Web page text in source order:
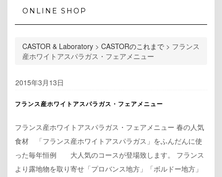
ONLINE SHOP
CASTOR & Laboratory > CASTORのこれまで > フランス
産ホワイトアスパラガス・フェアメニュー
2015年3月13日
フランス産ホワイトアスパラガス・フェアメニュー
フランス産ホワイトアスパラガス・フェアメニュー 春の人気
食材 「フランス産ホワイトアスパラガス」をふんだんに使
った毎年恒例 大人気のコースが登場致します。 フランス
より露地物を取り寄せ「プロバンス地方」「ボルドー地方」